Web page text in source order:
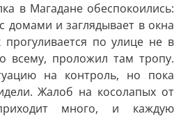
в Магадане обеспокоились:
домами и заглядывает в окна
по улице не в
всему, проложил там тропу.
на контроль, но пока
Жалоб на косолапых от
много, и каждую